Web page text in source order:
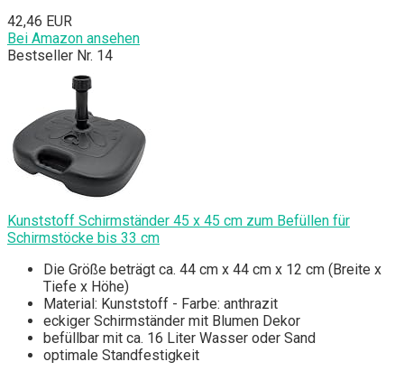
42,46 EUR
Bei Amazon ansehen
Bestseller Nr. 14
Kunststoff Schirmständer 45 x 45 cm zum Befüllen für
Schirmstöcke bis 33 cm
Die Größe beträgt ca. 44 cm x 44 cm x 12 cm (Breite x
Tiefe x Höhe)
Material: Kunststoff - Farbe: anthrazit
eckiger Schirmständer mit Blumen Dekor
befüllbar mit ca. 16 Liter Wasser oder Sand
optimale Standfestigkeit